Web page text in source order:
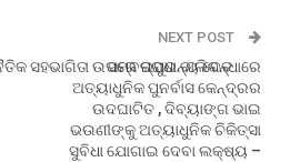
ସହଭାଗିତା ଉପରେ ପ୍ରାଧାନ୍ୟ ଦେବ
NEXT POST
ସମ୍ବଲପୁର ବାଲିବନ୍ଧାରେ
ଅତ୍ୟାଧୁନିକ ପୁନର୍ବାସ କେନ୍ଦ୍ରର
ଉଦଘାଟିତ , ଦିବ୍ୟାଙ୍ଗ ଭାଇ
ଭଉଣୀଙ୍କୁ ଅତ୍ୟାଧୁନିକ ଚିକିତ୍ସା
ସୁବିଧା ଯୋଗାଇ ଦେବା ଲକ୍ଷ୍ୟ –